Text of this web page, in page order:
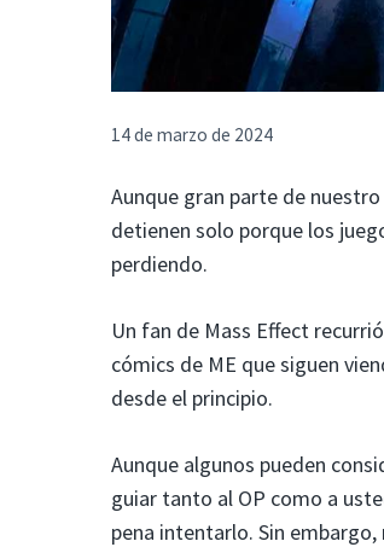
14 de marzo de 2024
Aunque gran parte de
detienen solo porque los
perdiendo.
Un fan de Mass Effect
cómics de ME que siguen
desde el principio.
Aunque algunos pueden
guiar tanto al OP como a
pena intentarlo. Sin